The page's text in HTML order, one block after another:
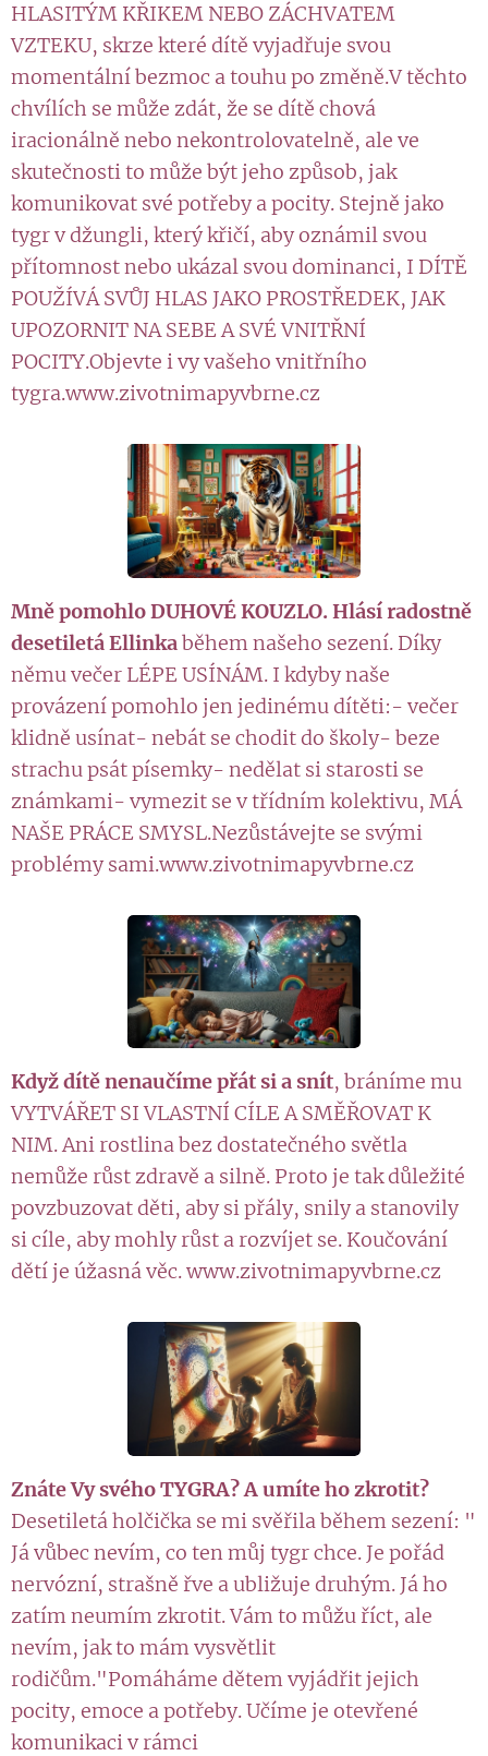
HLASITÝM KŘIKEM NEBO ZÁCHVATEM
VZTEKU, skrze které dítě vyjadřuje svou
momentální bezmoc a touhu po změně.V těchto
chvílích se může zdát, že se dítě chová
iracionálně nebo nekontrolovatelně, ale ve
skutečnosti to může být jeho způsob, jak
komunikovat své potřeby a pocity. Stejně jako
tygr v džungli, který křičí, aby oznámil svou
přítomnost nebo ukázal svou dominanci, I DÍTĚ
POUŽÍVÁ SVŮJ HLAS JAKO PROSTŘEDEK, JAK
UPOZORNIT NA SEBE A SVÉ VNITŘNÍ
POCITY.Objevte i vy vašeho vnitřního
tygra.www.zivotnimapyvbrne.cz
Mně pomohlo DUHOVÉ KOUZLO. Hlásí radostně
desetiletá Ellinkaběhem našeho sezení. Díky
němu večer LÉPE USÍNÁM. I kdyby naše
provázení pomohlo jen jedinému dítěti:- večer
klidně usínat- nebát se chodit do školy- beze
strachu psát písemky- nedělat si starosti se
známkami- vymezit se v třídním kolektivu, MÁ
NAŠE PRÁCE SMYSL.Nezůstávejte se svými
problémy sami.www.zivotnimapyvbrne.cz
Když dítě nenaučíme přát si a snít, bráníme mu
VYTVÁŘET SI VLASTNÍ CÍLE A SMĚŘOVAT K
NIM. Ani rostlina bez dostatečného světla
nemůže růst zdravě a silně. Proto je tak důležité
povzbuzovat děti, aby si přály, snily a stanovily
si cíle, aby mohly růst a rozvíjet se. Koučování
dětí je úžasná věc. www.zivotnimapyvbrne.cz
Znáte Vy svého TYGRA? A umíte ho zkrotit?
Desetiletá holčička se mi svěřila během sezení: "
Já vůbec nevím, co ten můj tygr chce. Je pořád
nervózní, strašně řve a ubližuje druhým. Já ho
zatím neumím zkrotit. Vám to můžu říct, ale
nevím, jak to mám vysvětlit
rodičům."Pomáháme dětem vyjádřit jejich
pocity, emoce a potřeby. Učíme je otevřené
komunikaci v rámci